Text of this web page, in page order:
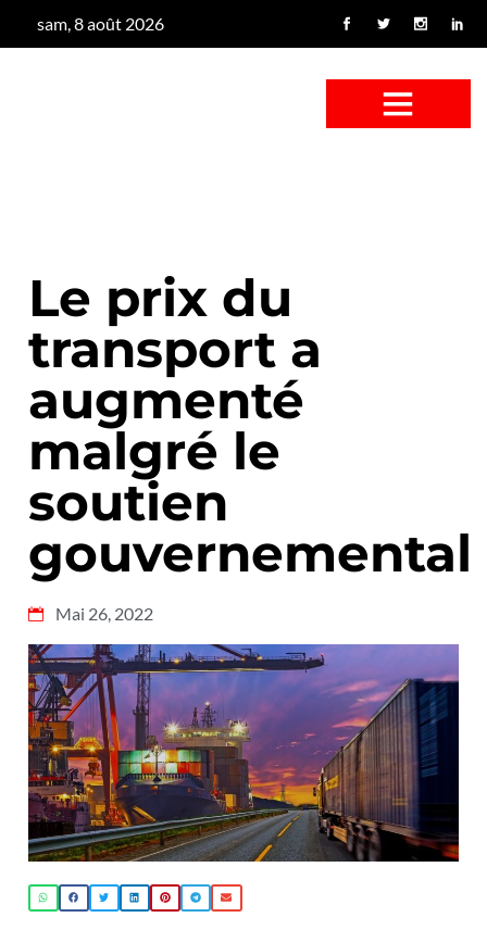
sam, 8 août 2026
Le prix du
transport a
augmenté
malgré le
soutien
gouvernemental
Mai 26, 2022